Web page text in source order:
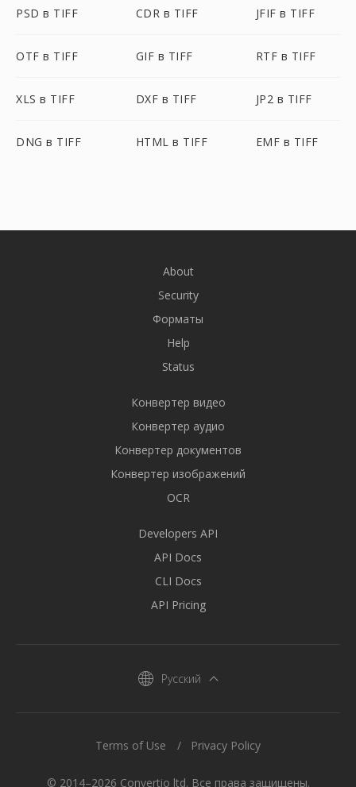
PSD в TIFF CDR в TIFF JFIF в TIFF
OTF в TIFF GIF в TIFF RTF в TIFF
XLS в TIFF DXF в TIFF JP2 в TIFF
DNG в TIFF HTML в TIFF EMF в TIFF
About
Security
Форматы
Help
Status
Конвертер видео
Конвертер аудио
Конвертер документов
Конвертер изображений
OCR
Developers API
API Docs
CLI Docs
API Pricing
Русский
© 2014–2026 Convertio ltd. Все права защищены.
Terms of Use Privacy Policy